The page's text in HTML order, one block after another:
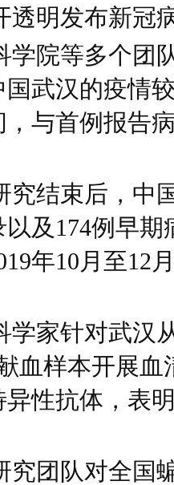
透明发布新冠
学院等多个团
武汉的疫情
与首例报告
究结束后，中
及174例早
年10月至12
学家针对武汉
血样本开展
性抗体，表
究团队对全国